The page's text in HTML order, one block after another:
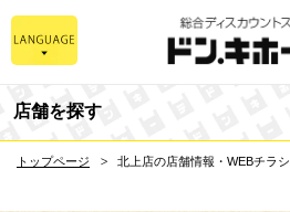
店舗を探す
トップページ 北上店の店舗情報・WEBチラシ